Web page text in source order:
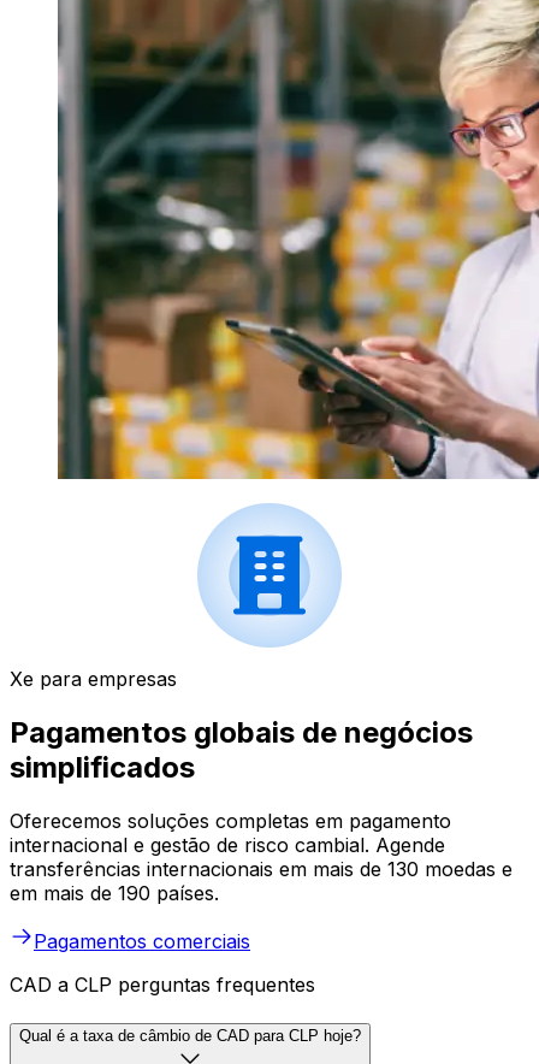
Xe para empresas
Pagamentos globais de negócios
simplificados
Oferecemos soluções completas em pagamento
internacional e gestão de risco cambial. Agende
transferências internacionais em mais de 130 moedas e
em mais de 190 países.
Pagamentos comerciais
CAD a CLP perguntas frequentes
Qual é a taxa de câmbio de CAD para CLP hoje?